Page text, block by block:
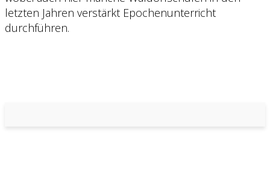
letzten Jahren verstärkt Epochenunterricht
durchführen.